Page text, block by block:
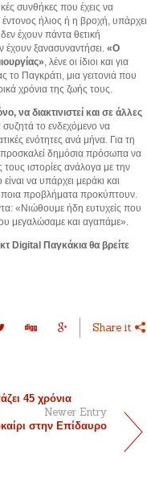
συνθήκες που έχεις να
ήλιος ή η βροχή, υπάρχει
έχουν πάντα θετική
ξανασυναντήσει. «Ο
, λένε οι ίδιοι και για
το Παγκράτι, μια γειτονιά που
χρόνια της ζωής τους.
να διακτινιστεί και σε άλλες
το ενδεχόμενο να
ενότητες ανά μήνα. Για τη
προσκαλεί δημόσια πρόσωπα να
ιστορίες ανάλογα με την
να υπάρχει μεράκι και
προβλήματα προκύπτουν.
«Νιώθουμε ήδη ευτυχείς που
μεγαλώσαμε και αγαπάμε».
Digital Παγκάκια θα βρείτε
Share it
45 χρόνια
Newer Entry
στην Επίδαυρο